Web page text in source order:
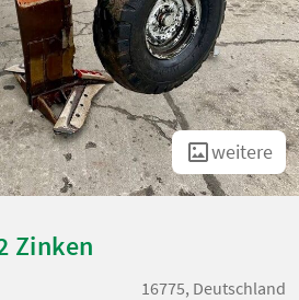
weitere
Zinken
16775, Deutschland